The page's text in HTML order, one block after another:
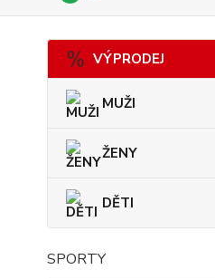
VÝPRODEJ
MUŽI
ŽENY
DĚTI
SPORTY